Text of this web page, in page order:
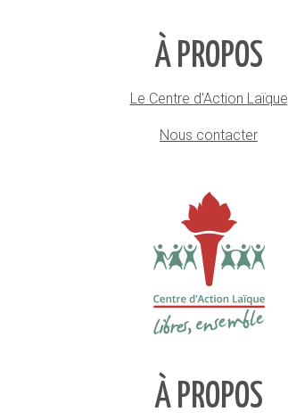
À PROPOS
Le Centre d'Action Laïque
Nous contacter
À PROPOS